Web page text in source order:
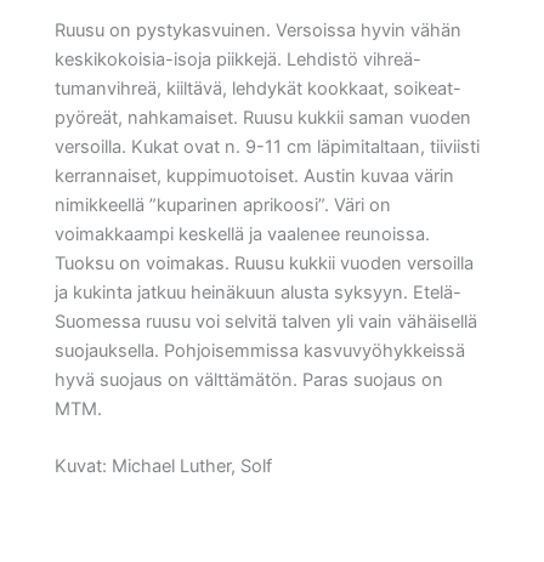
Ruusu on pystykasvuinen. Versoissa hyvin vähän
keskikokoisia-isoja piikkejä. Lehdistö vihreä-
tumanvihreä, kiiltävä, lehdykät kookkaat, soikeat-
pyöreät, nahkamaiset. Ruusu kukkii saman vuoden
versoilla. Kukat ovat n. 9-11 cm läpimitaltaan, tiiviisti
kerrannaiset, kuppimuotoiset. Austin kuvaa värin
nimikkeellä ”kuparinen aprikoosi”. Väri on
voimakkaampi keskellä ja vaalenee reunoissa.
Tuoksu on voimakas. Ruusu kukkii vuoden versoilla
ja kukinta jatkuu heinäkuun alusta syksyyn. Etelä-
Suomessa ruusu voi selvitä talven yli vain vähäisellä
suojauksella. Pohjoisemmissa kasvuvyöhykkeissä
hyvä suojaus on välttämätön. Paras suojaus on
MTM.
Kuvat: Michael Luther, Solf